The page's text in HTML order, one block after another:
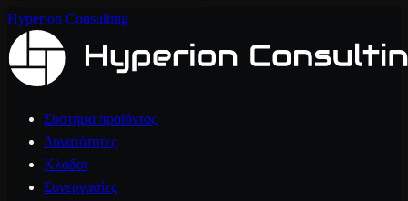
Hyperion Consulting
Σύστημα προϊόντος
Δυνατότητες
Κλάδοι
Συνεργασίες